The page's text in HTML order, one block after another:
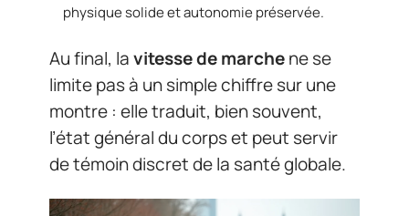
physique solide et autonomie préservée.
Au final, lavitesse de marchene se
limite pas à un simple chiffre sur une
montre : elle traduit, bien souvent,
l’état général du corps et peut servir
de témoin discret de la santé globale.